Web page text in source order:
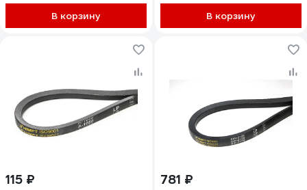
В корзину В корзину
115 ₽ 781 ₽